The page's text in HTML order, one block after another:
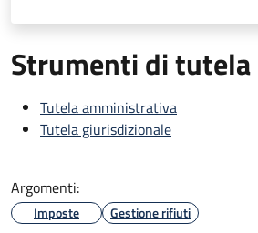
Strumenti di tutela
Tutela amministrativa
Tutela giurisdizionale
Argomenti:
Imposte Gestione rifiuti